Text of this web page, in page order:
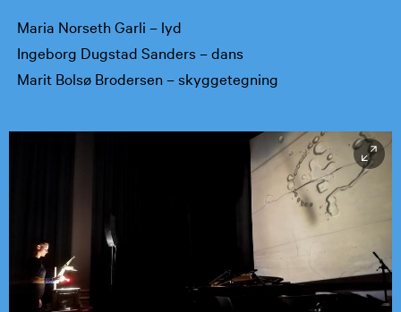
Maria Norseth Garli – lyd
Ingeborg Dugstad Sanders – dans
Marit Bolsø Brodersen – skyggetegning